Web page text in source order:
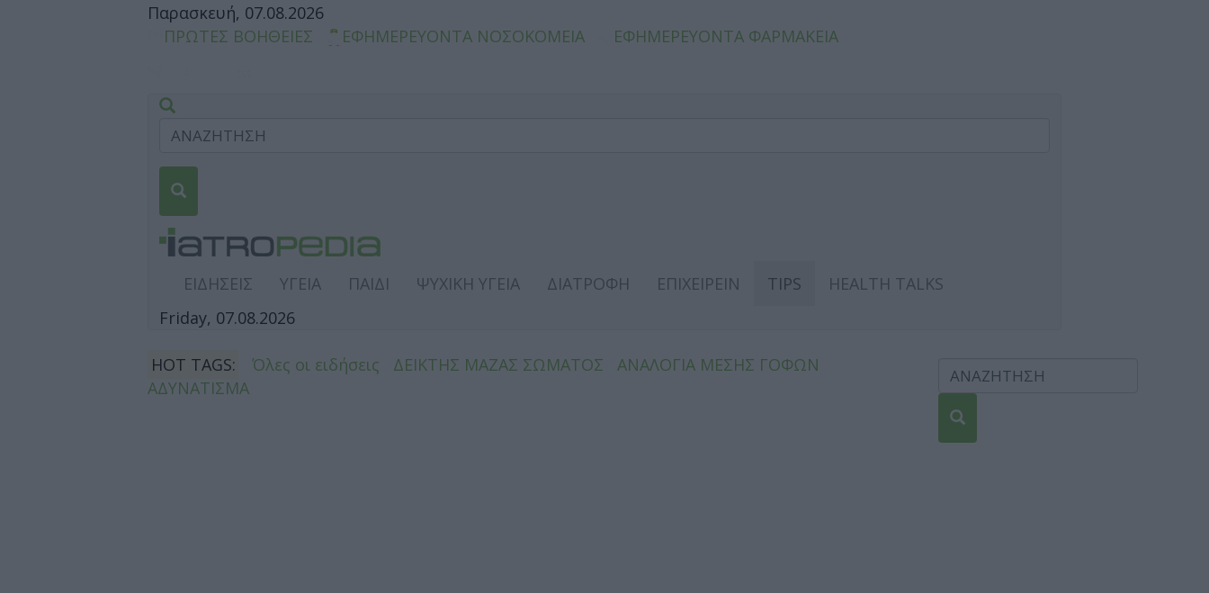
Παρασκευή, 07.08.2026
ΠΡΩΤΕΣ ΒΟΗΘΕΙΕΣ
ΕΦΗΜΕΡΕΥΟΝΤΑ ΝΟΣΟΚΟΜΕΙΑ ΕΦΗΜΕΡΕΥΟΝΤΑ ΦΑΡΜΑΚΕΙΑ
ΕΙΔΗΣΕΙΣ ΥΓΕΙΑ ΠΑΙΔΙ ΨΥΧΙΚΗ ΥΓΕΙΑ ΔΙΑΤΡΟΦΗ ΕΠΙΧΕΙΡΕΙΝ TIPS
HEALTH TALKS
Friday, 07.08.2026
HOT TAGS: Όλες οι ειδήσεις ΔΕΙΚΤΗΣ ΜΑΖΑΣ ΣΩΜΑΤΟΣ
ΑΝΑΛΟΓΙΑ ΜΕΣΗΣ ΓΟΦΩΝ
ΑΔΥΝΑΤΙΣΜΑ